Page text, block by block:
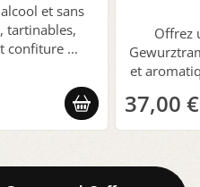
et sans
tartinables,
confiture ...
Offrez
et
37,00 €